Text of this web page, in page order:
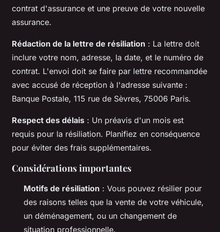
contrat d'assurance et une preuve de votre nouvelle
assurance.
Rédaction de la lettre de résiliation : La lettre doit
inclure votre nom, adresse, la date, et le numéro de
contrat. L'envoi doit se faire par lettre recommandée
avec accusé de réception à l'adresse suivante :
Banque Postale, 115 rue de Sèvres, 75006 Paris.
Respect des délais : Un préavis d'un mois est
requis pour la résiliation. Planifiez en conséquence
pour éviter des frais supplémentaires.
Considérations importantes
Motifs de résiliation : Vous pouvez résilier pour
des raisons telles que la vente de votre véhicule,
un déménagement, ou un changement de
situation professionnelle.